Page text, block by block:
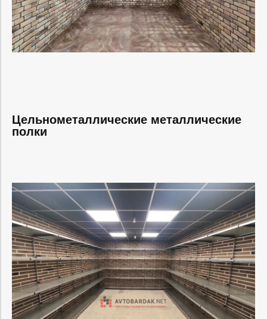
Цельнометаллические металлические
полки